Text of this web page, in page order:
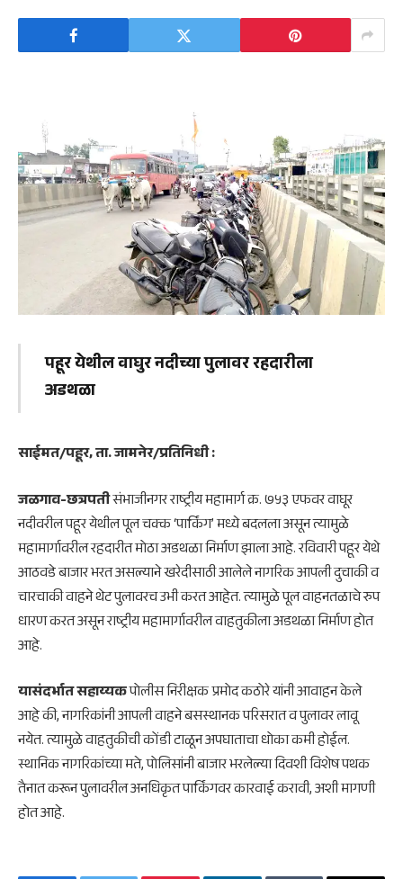
पहूर येथील वाघुर नदीच्या पुलावर रहदारीला
अडथळा
साईमत/पहूर, ता. जामनेर/प्रतिनिधी :
जळगाव-छत्रपतीसंभाजीनगर राष्ट्रीय महामार्ग क्र. ७५३ एफवर वाघूर
नदीवरील पहूर येथील पूल चक्क ‘पार्किंग’ मध्ये बदलला असून त्यामुळे
महामार्गावरील रहदारीत मोठा अडथळा निर्माण झाला आहे. रविवारी पहूर येथे
आठवडे बाजार भरत असल्याने खरेदीसाठी आलेले नागरिक आपली दुचाकी व
चारचाकी वाहने थेट पुलावरच उभी करत आहेत. त्यामुळे पूल वाहनतळाचे रुप
धारण करत असून राष्ट्रीय महामार्गावरील वाहतुकीला अडथळा निर्माण होत
आहे.
यासंदर्भात सहाय्यकपोलीस निरीक्षक प्रमोद कठोरे यांनी आवाहन केले
आहे की, नागरिकांनी आपली वाहने बसस्थानक परिसरात व पुलावर लावू
नयेत. त्यामुळे वाहतुकीची कोंडी टाळून अपघाताचा धोका कमी होईल.
स्थानिक नागरिकांच्या मते, पोलिसांनी बाजार भरलेल्या दिवशी विशेष पथक
तैनात करून पुलावरील अनधिकृत पार्किंगवर कारवाई करावी, अशी मागणी
होत आहे.